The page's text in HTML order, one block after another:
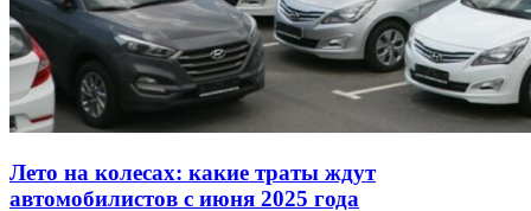
Лето на колесах: какие траты ждут
автомобилистов с июня 2025 года